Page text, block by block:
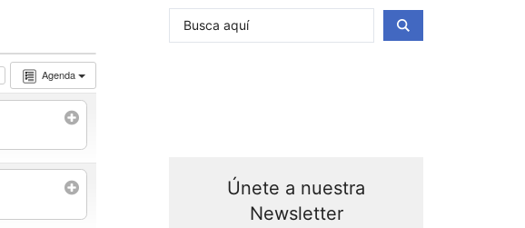
Agenda
Únete a nuestra
Newsletter